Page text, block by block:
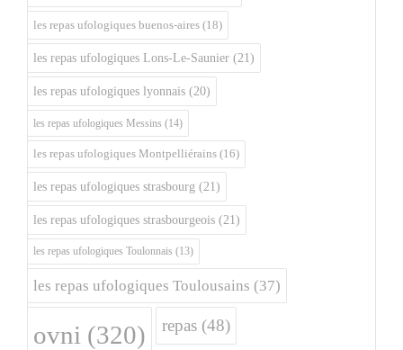
les repas ufologiques buenos-aires (18)
les repas ufologiques Lons-Le-Saunier (21)
les repas ufologiques lyonnais (20)
les repas ufologiques Messins (14)
les repas ufologiques Montpelliérains (16)
les repas ufologiques strasbourg (21)
les repas ufologiques strasbourgeois (21)
les repas ufologiques Toulonnais (13)
les repas ufologiques Toulousains (37)
ovni (320) repas (48)